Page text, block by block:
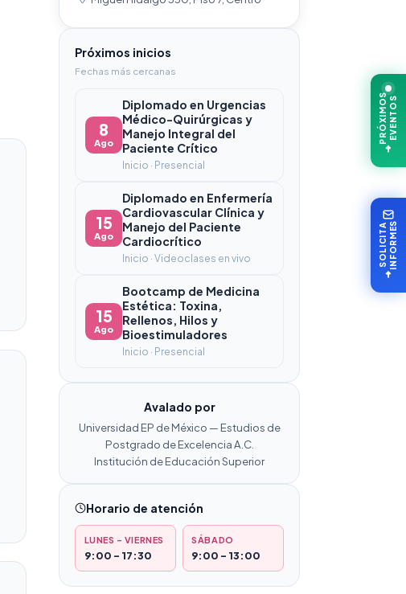
Próximos inicios
Fechas más cercanas
8
Ago
Diplomado en Urgencias
Médico-Quirúrgicas y
Manejo Integral del
Paciente Crítico
Inicio · Presencial
15
Ago
Diplomado en Enfermería
Cardiovascular Clínica y
Manejo del Paciente
Cardiocrítico
Inicio · Videoclases en vivo
15
Ago
Bootcamp de Medicina
Estética: Toxina,
Rellenos, Hilos y
Bioestimuladores
Inicio · Presencial
Avalado por
Universidad EP de México — Estudios de
Postgrado de Excelencia A.C.
Institución de Educación Superior
Horario de atención
LUNES – VIERNES
9:00 – 17:30
SÁBADO
9:00 – 13:00
PRÓXIMOSEVENTOS
SOLICITAINFORMES